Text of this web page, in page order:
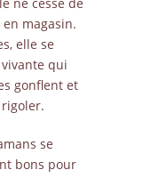
magasin.
elle se
qui
gonflent et
se
bons pour